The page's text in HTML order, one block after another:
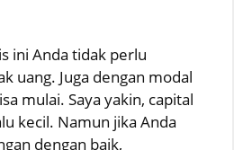
ini Anda tidak perlu
uang. Juga dengan modal
mulai. Saya yakin, capital
kecil. Namun jika Anda
dengan baik,